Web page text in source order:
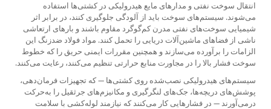
انتقال سوخت نفتی و مدارهای مایع هیدرولیکی در کشتی‌ها استفاده
می‌شوند. سیستم‌های سوخت باید از آلودگی جلوگیری کنند، در برابر اثر
شیمیایی سوخت‌های نفتی مدرن کم‌گوگرد مقاوم باشند و بارهای ارتعاشی
ناشی از فضاهای ماشین‌آلات دریایی را تحمل کنند. مواد فولاد ضدزنگ این
الزامات را برآورده می‌سازند و همچنین مقررات ایمنی حریق را که خطوط
سوخت فشار بالا را در مجاورت منابع حرارتی تنظیم می‌کنند، رعایت می‌کنند.
سیستم‌های هیدرولیکی نصب‌شده روی کشتی‌ها — که تجهیزات فرمان‌دهی،
پوشش‌های دریچه‌ها، جک‌های لنگرگیری و مکانیزم‌های جرثقیل را به‌حرکت
درمی‌آورند — در فشارهایی کار می‌کنند که نیازمند لوله‌کشی با سلامت